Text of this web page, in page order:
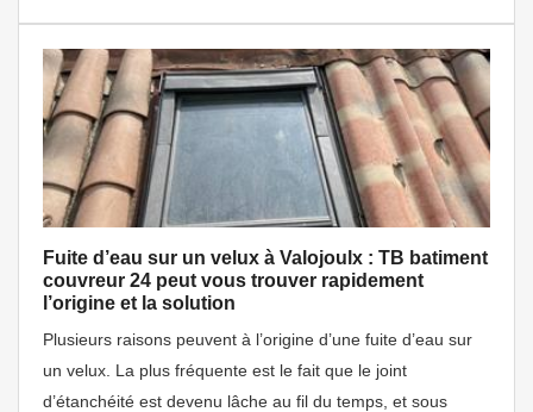
Fuite d’eau sur un velux à Valojoulx : TB batiment
couvreur 24 peut vous trouver rapidement
l’origine et la solution
Plusieurs raisons peuvent à l’origine d’une fuite d’eau sur
un velux. La plus fréquente est le fait que le joint
d’étanchéité est devenu lâche au fil du temps, et sous